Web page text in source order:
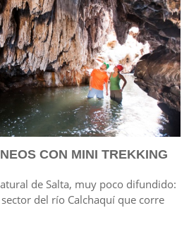
CON MINI TREKKING
de Salta, muy poco difundido:
del río Calchaquí que corre